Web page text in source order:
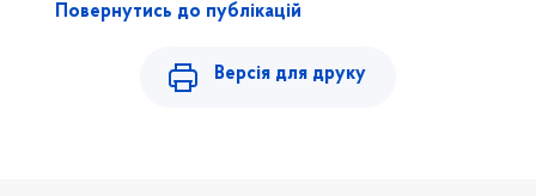
Повернутись до публікацій
Версія для друку